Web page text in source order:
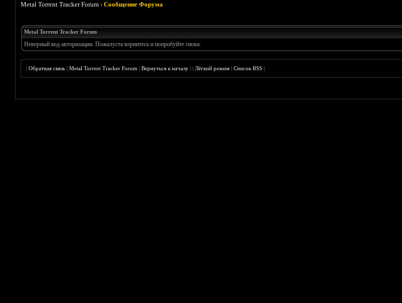
Metal Torrent Tracker Forum ›Сообщение Форума
Metal Torrent Tracker Forum
Неверный код авторизации. Пожалуста вернитесь и попробуйте снова.
|Обратная связь |Metal Torrent Tracker Forum |Вернуться к началу ||Лёгкий режим |Список RSS |